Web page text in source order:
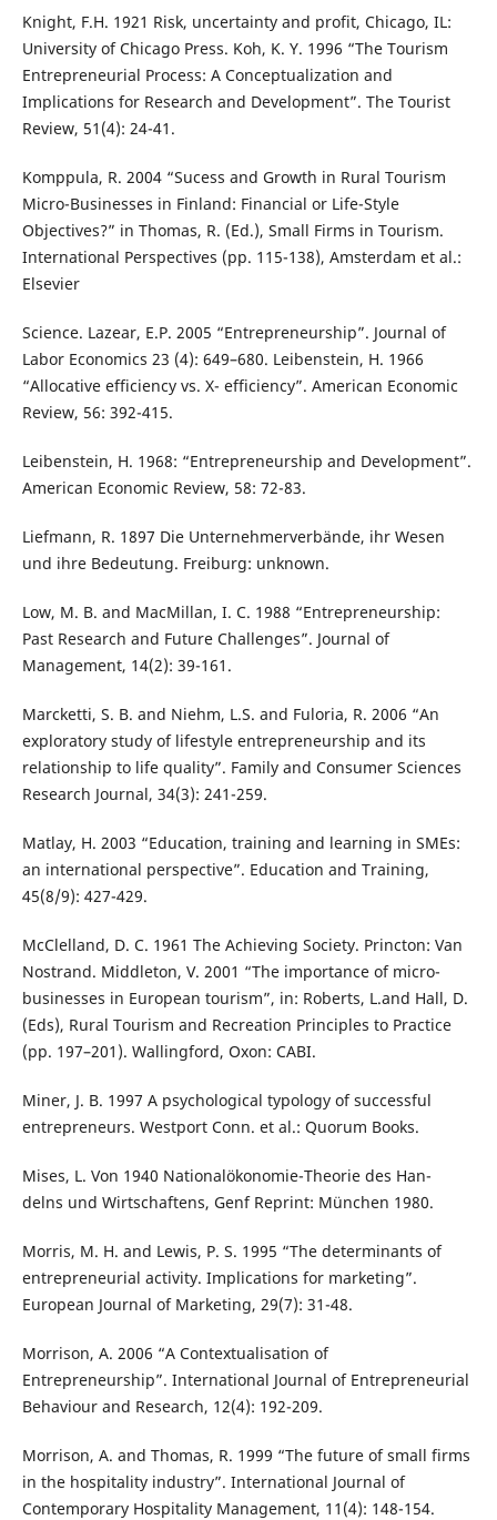
Knight, F.H. 1921 Risk, uncertainty and profit, Chicago, IL:
University of Chicago Press. Koh, K. Y. 1996 “The Tourism
Entrepreneurial Process: A Conceptualization and
Implications for Research and Development”. The Tourist
Review, 51(4): 24-41.
Komppula, R. 2004 “Sucess and Growth in Rural Tourism
Micro-Businesses in Finland: Financial or Life-Style
Objectives?” in Thomas, R. (Ed.), Small Firms in Tourism.
International Perspectives (pp. 115-138), Amsterdam et al.:
Elsevier
Science. Lazear, E.P. 2005 “Entrepreneurship”. Journal of
Labor Economics 23 (4): 649–680. Leibenstein, H. 1966
“Allocative efficiency vs. X- efficiency”. American Economic
Review, 56: 392-415.
Leibenstein, H. 1968: “Entrepreneurship and Development”.
American Economic Review, 58: 72-83.
Liefmann, R. 1897 Die Unternehmerverbände, ihr Wesen
und ihre Bedeutung. Freiburg: unknown.
Low, M. B. and MacMillan, I. C. 1988 “Entrepreneurship:
Past Research and Future Challenges”. Journal of
Management, 14(2): 39-161.
Marcketti, S. B. and Niehm, L.S. and Fuloria, R. 2006 “An
exploratory study of lifestyle entrepreneurship and its
relationship to life quality”. Family and Consumer Sciences
Research Journal, 34(3): 241-259.
Matlay, H. 2003 “Education, training and learning in SMEs:
an international perspective”. Education and Training,
45(8/9): 427-429.
McClelland, D. C. 1961 The Achieving Society. Princton: Van
Nostrand. Middleton, V. 2001 “The importance of micro-
businesses in European tourism”, in: Roberts, L.and Hall, D.
(Eds), Rural Tourism and Recreation Principles to Practice
(pp. 197–201). Wallingford, Oxon: CABI.
Miner, J. B. 1997 A psychological typology of successful
entrepreneurs. Westport Conn. et al.: Quorum Books.
Mises, L. Von 1940 Nationalökonomie-Theorie des Han-
delns und Wirtschaftens, Genf Reprint: München 1980.
Morris, M. H. and Lewis, P. S. 1995 “The determinants of
entrepreneurial activity. Implications for marketing”.
European Journal of Marketing, 29(7): 31-48.
Morrison, A. 2006 “A Contextualisation of
Entrepreneurship”. International Journal of Entrepreneurial
Behaviour and Research, 12(4): 192-209.
Morrison, A. and Thomas, R. 1999 “The future of small firms
in the hospitality industry”. International Journal of
Contemporary Hospitality Management, 11(4): 148-154.